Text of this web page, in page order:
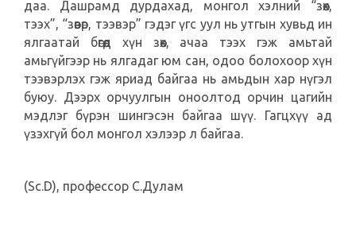
даа. Дашрамд дурдахад, монгол хэлний “зөөх,
тээх”, “зөөвөр, тээвэр” гэдэг үгс уул нь утгын хувьд ин
ялгаатай бөгөөд хүн зөөх, ачаа тээх гэж амьтай
амьгүйгээр нь ялгадаг юм сан, одоо болохоор хүн
тээвэрлэх гэж яриад байгаа нь амьдын хар нүгэл
буюу. Дээрх орчуулгын оноолтод орчин цагийн
мэдлэг бүрэн шингэсэн байгаа шүү. Гагцхүү ад
үзэхгүй бол монгол хэлээр л байгаа.
(Sc.D), профессор С.Дулам